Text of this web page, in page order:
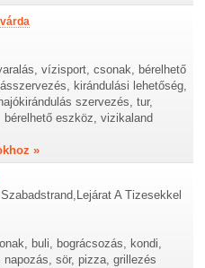
vízisport, csonak, bérelhető
kirándulási lehetőség,
szervezés, tur,
bérelhető eszköz, vizikaland
»
A Tizesekkel
buli, bográcsozás, kondi,
sör, pizza, grillezés